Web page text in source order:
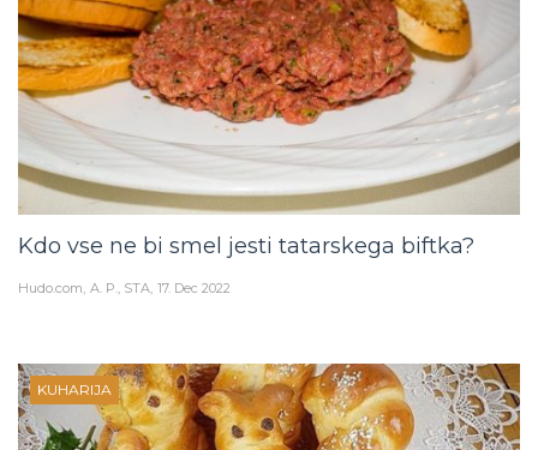
Kdo vse ne bi smel jesti tatarskega biftka?
Hudo.com A. P., STA 17. Dec 2022
KUHARIJA